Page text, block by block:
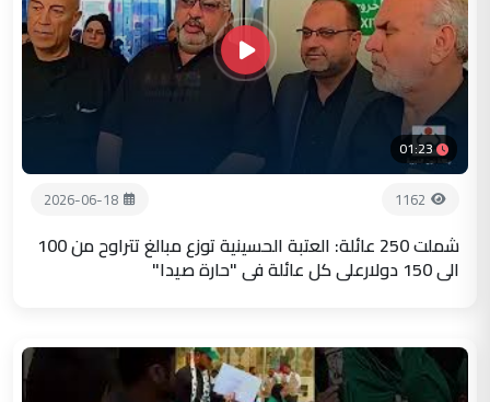
01:23
1162
2026-06-18
شملت 250 عائلة: العتبة الحسينية توزع مبالغ تتراوح من 100
الى 150 دولارعلى كل عائلة في "حارة صيدا"